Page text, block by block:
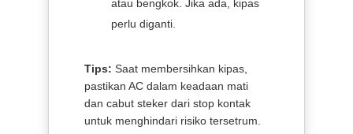
atau bengkok. Jika ada, kipas
perlu diganti.
Tips: Saat membersihkan kipas,
pastikan AC dalam keadaan mati
dan cabut steker dari stop kontak
untuk menghindari risiko tersetrum.